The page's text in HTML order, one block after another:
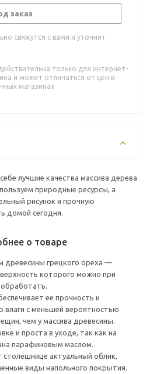
заказ
свяжутся с вами и уточнят
только для интернет-
и может отличаться от цен в
магазинах
лучшие качества массива дерева
природные ресурсы, а
рисунок и прочную
домой сегодня.
о товаре
древесины грецкого ореха —
которого можно при
ее прочность и
влаги с меньшей вероятностью
чем у массива древесины.
и проста в уходе, так как на
парафиновым маслом.
актуальный облик,
виды напольного покрытия.